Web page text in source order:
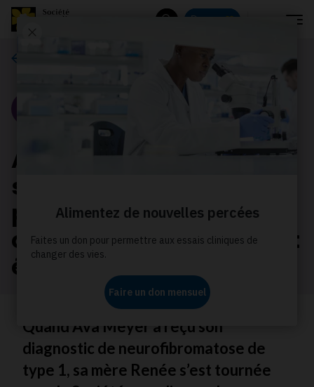
Donnez
Aide financière pour les
soins contre le cancer
pour les personnes des
communautés rurales et
éloignées
Quand Ava Meyer a reçu son
diagnostic de neurofibromatose de
type 1, sa mère Renée s’est tournée